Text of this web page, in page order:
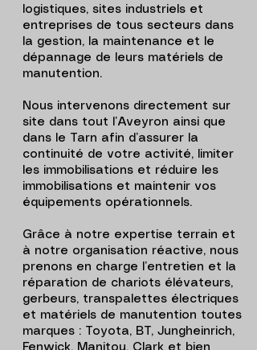
logistiques, sites industriels et
entreprises de tous secteurs dans
la gestion, la maintenance et le
dépannage de leurs matériels de
manutention.
Nous intervenons directement sur
site dans tout l’Aveyron ainsi que
dans le Tarn afin d’assurer la
continuité de votre activité, limiter
les immobilisations et réduire les
immobilisations et maintenir vos
équipements opérationnels.
Grâce à notre expertise terrain et
à notre organisation réactive, nous
prenons en charge l’entretien et la
réparation de chariots élévateurs,
gerbeurs, transpalettes électriques
et matériels de manutention toutes
marques : Toyota, BT, Jungheinrich,
Fenwick, Manitou, Clark et bien